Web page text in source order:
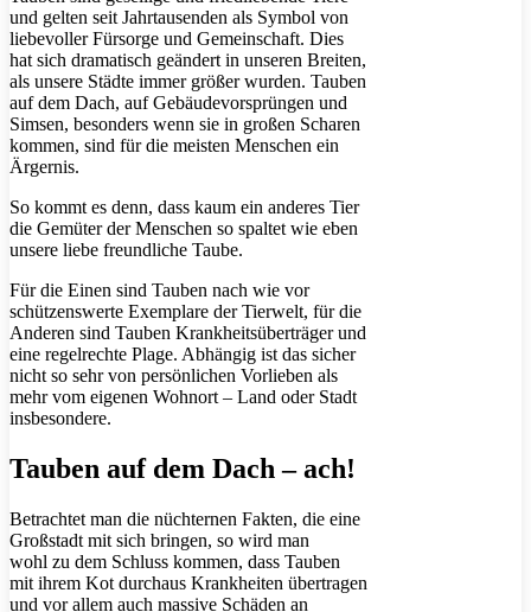
und gelten seit Jahrtausenden als Symbol von
liebevoller Fürsorge und Gemeinschaft. Dies
hat sich dramatisch geändert in unseren Breiten,
als unsere Städte immer größer wurden. Tauben
auf dem Dach, auf Gebäudevorsprüngen und
Simsen, besonders wenn sie in großen Scharen
kommen, sind für die meisten Menschen ein
Ärgernis.
So kommt es denn, dass kaum ein anderes Tier
die Gemüter der Menschen so spaltet wie eben
unsere liebe freundliche Taube.
Für die Einen sind Tauben nach wie vor
schützenswerte Exemplare der Tierwelt, für die
Anderen sind Tauben Krankheitsüberträger und
eine regelrechte Plage. Abhängig ist das sicher
nicht so sehr von persönlichen Vorlieben als
mehr vom eigenen Wohnort – Land oder Stadt
insbesondere.
Tauben auf dem Dach – ach!
Betrachtet man die nüchternen Fakten, die eine
Großstadt mit sich bringen, so wird man
wohl zu dem Schluss kommen, dass Tauben
mit ihrem Kot durchaus Krankheiten übertragen
und vor allem auch massive Schäden an